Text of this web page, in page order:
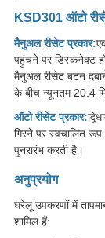
KSD301 ऑटो
मैनुअल रीसेट प्रकार:
पहुंचने पर डिस्कनेक्ट
मैनुअल रीसेट बटन
के बीच न्यूनतम 20.4
ऑटो रीसेट प्रकार:
गिरने पर स्वचालित
पुनरारंभ करती है।
अनुप्रयोग
घरेलू उपकरणों में
शामिल हैं: